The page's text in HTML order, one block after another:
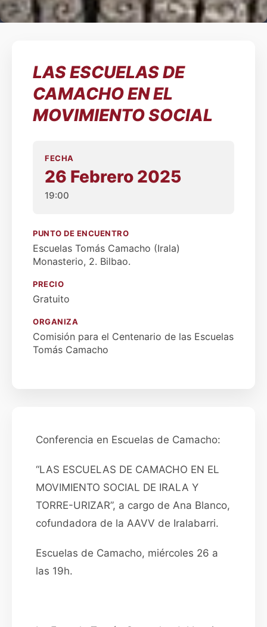
Conferencia en Escuelas de Camacho:
“LAS ESCUELAS DE CAMACHO EN EL
MOVIMIENTO SOCIAL DE IRALA Y
TORRE-URIZAR”, a cargo de Ana Blanco,
cofundadora de la AAVV de Iralabarri.
Escuelas de Camacho, miércoles 26 a
las 19h.
LAS ESCUELAS DE
CAMACHO EN EL
MOVIMIENTO SOCIAL
FECHA
26 Febrero 2025
19:00
PUNTO DE ENCUENTRO
Escuelas Tomás Camacho (Irala)
Monasterio, 2. Bilbao.
PRECIO
Gratuito
ORGANIZA
Comisión para el Centenario de las Escuelas
Tomás Camacho